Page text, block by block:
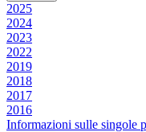
2025
2024
2023
2022
2019
2018
2017
2016
Informazioni sulle singole